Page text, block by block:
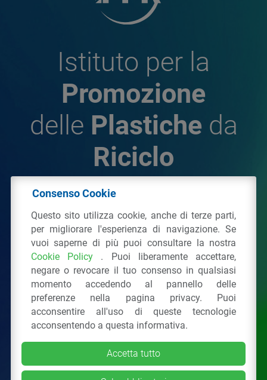
Istituto per la
Promozione
delle Plastiche da
Riciclo
Plastiche da Riciclo
C.F. 97381090154
Via San Vittore 36 20123Milano (MI)
Tel.: 02 43928225.
Tutti i diritti riservati Privacy Policy &Cookie
Consenso Cookie
Questo sito utilizza cookie, anche di terze parti,
per migliorare l'esperienza di navigazione. Se
vuoi saperne di più puoi consultare la nostra
Cookie Policy . Puoi liberamente accettare,
negare o revocare il tuo consenso in qualsiasi
momento accedendo al pannello delle
preferenze nella pagina privacy. Puoi
acconsentire all'uso di queste tecnologie
acconsentendo a questa informativa.
Accetta tutto